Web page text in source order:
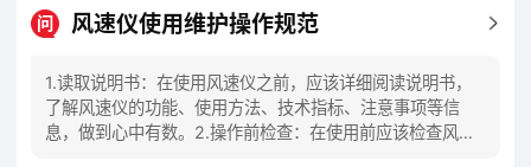
问 风速仪使用维护操作规范
1.读取说明书：在使用风速仪之前，应该详细阅读说明书，
了解风速仪的功能、使用方法、技术指标、注意事项等信
息，做到心中有数。2.操作前检查：在使用前应该检查风速